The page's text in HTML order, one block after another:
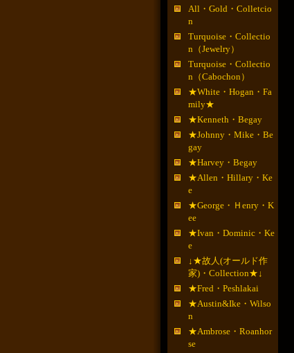
All・Gold・Colletcio
n
Turquoise・Collectio
n（Jewelry）
Turquoise・Collectio
n（Cabochon）
★White・Hogan・Fa
mily★
★Kenneth・Begay
★Johnny・Mike・Be
gay
★Harvey・Begay
★Allen・Hillary・Ke
e
★George・Ｈenry・K
ee
★Ivan・Dominic・Ke
e
↓★故人(オールド作
家)・Collection★↓
★Fred・Peshlakai
★Austin&Ike・Wilso
n
★Ambrose・Roanhor
se